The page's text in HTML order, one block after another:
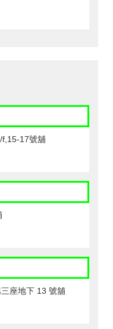
f,15-17號舖
座地下 13 號舖